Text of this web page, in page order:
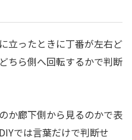
立ったときに丁番が左右ど
ちら側へ回転するかで判断
か廊下側から見るのかで表
では言葉だけで判断せ